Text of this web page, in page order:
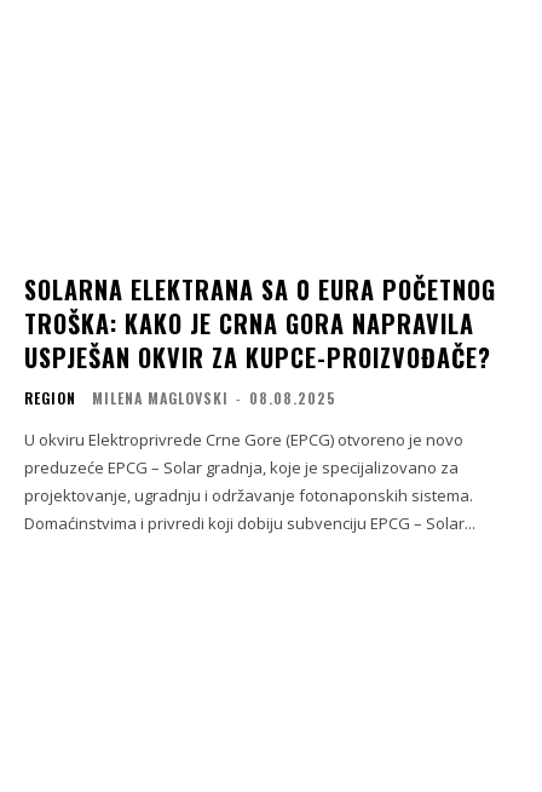
SOLARNA ELEKTRANA SA 0 EURA POČETNOG
TROŠKA: KAKO JE CRNA GORA NAPRAVILA
USPJEŠAN OKVIR ZA KUPCE-PROIZVOĐAČE?
REGION MILENA MAGLOVSKI - 08.08.2025
U okviru Elektroprivrede Crne Gore (EPCG) otvoreno je novo
preduzeće EPCG – Solar gradnja, koje je specijalizovano za
projektovanje, ugradnju i održavanje fotonaponskih sistema.
Domaćinstvima i privredi koji dobiju subvenciju EPCG – Solar...